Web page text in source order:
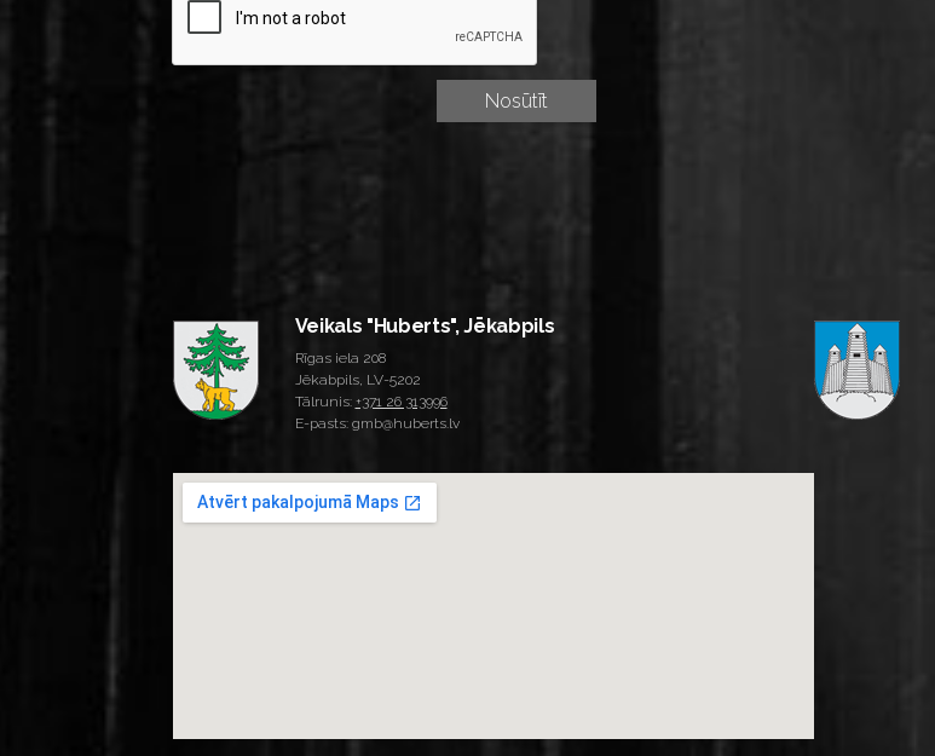
Veikals "Huberts", Jēkabpils
Rīgas iela 208
Jēkabpils, LV-5202
Tālrunis: +371 26 313996
E-pasts: gmb@huberts.lv